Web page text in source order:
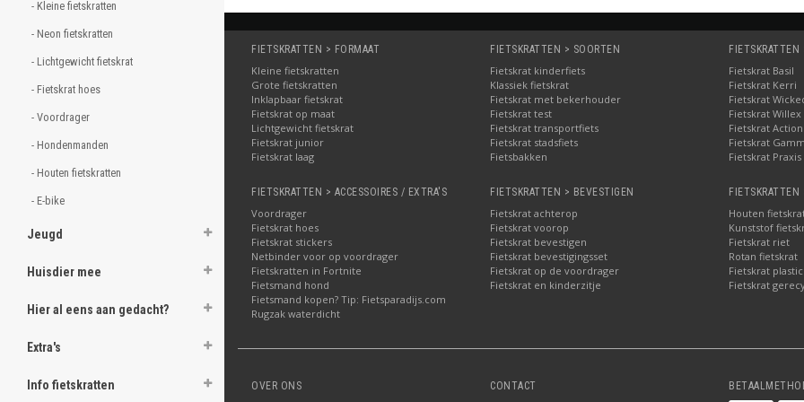
- Kleine fietskratten
- Neon fietskratten
- Lichtgewicht fietskrat
- Fietskrat hoes
- Voordrager
- Hondenmanden
- Houten fietskratten
- E-bike
Jeugd
Huisdier mee
Hier al eens aan gedacht?
Extra's
Info fietskratten
Een fietskrat met bekerhouder is er zoals vermeld in uiteenlopende formaten, net zoals de
ook precies eenzelfde krat van zonder de bekerhouder. Er zijn bijvoorbeeld kratten met
geschikt voor jeugdige fietsers), 24 liter en 40 liter, maar ook andere afmetingen zijn van dit type
Fietskrat voor in de zomer
Kortom, fietskratten met bekerhouder zijn hip, verkrijgbaar in klassieke modellen en gemaakt
vurenhout zoals bij het merk TWO-O (dat overigens tevens fietskratten met parapluhouder
handig, zeker in de zomer. Voor jong en oud.
FIETSKRATTEN > FORMAAT
Kleine fietskratten
Grote fietskratten
Inklapbaar fietskrat
Fietskrat op maat
Lichtgewicht fietskrat
Fietskrat junior
Fietskrat laag
FIETSKRATTEN > SOORTEN
Fietskrat kinderfiets
Klassiek fietskrat
Fietskrat met bekerhouder
Fietskrat test
Fietskrat transportfiets
Fietskrat stadsfiets
Fietsbakken
FIETSKRATTEN
Fietskrat Basil
Fietskrat Kerri
Fietskrat
Fietskrat Willex
Fietskrat Action
Fietskrat
Fietskrat Praxis
FIETSKRATTEN > ACCESSOIRES / EXTRA'S
Voordrager
Fietskrat hoes
Fietskrat stickers
Netbinder voor op voordrager
Fietskratten in Fortnite
Fietsmand hond
Fietsmand kopen? Tip: Fietsparadijs.com
Rugzak waterdicht
FIETSKRATTEN > BEVESTIGEN
Fietskrat achterop
Fietskrat voorop
Fietskrat bevestigen
Fietskrat bevestigingsset
Fietskrat op de voordrager
Fietskrat en kinderzitje
FIETSKRATTEN
Houten
Kunststof
Fietskrat riet
Rotan fietskrat
Fietskrat plastic
Fietskrat
OVER ONS CONTACT